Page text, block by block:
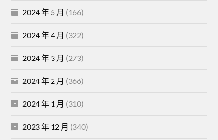
2024 年 5 月 (166)
2024 年 4 月 (322)
2024 年 3 月 (273)
2024 年 2 月 (366)
2024 年 1 月 (310)
2023 年 12 月 (340)